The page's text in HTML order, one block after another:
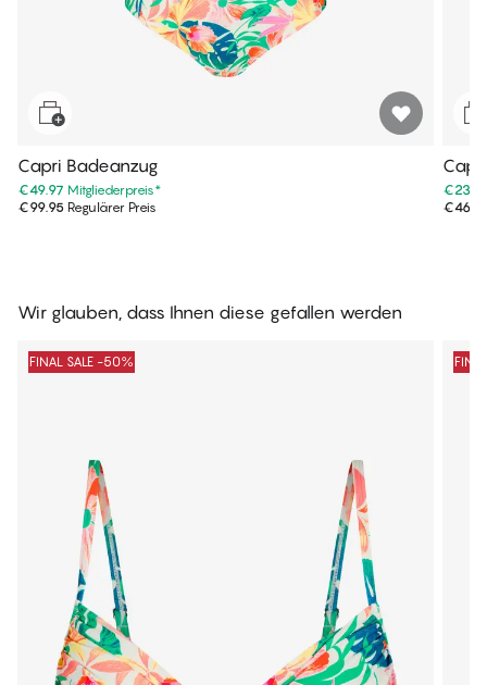
Capri Badeanzug
€49.97 Mitgliederpreis*
€99.95 Regulärer Preis
Wir glauben, dass Ihnen diese gefallen werden
FINAL SALE -50%